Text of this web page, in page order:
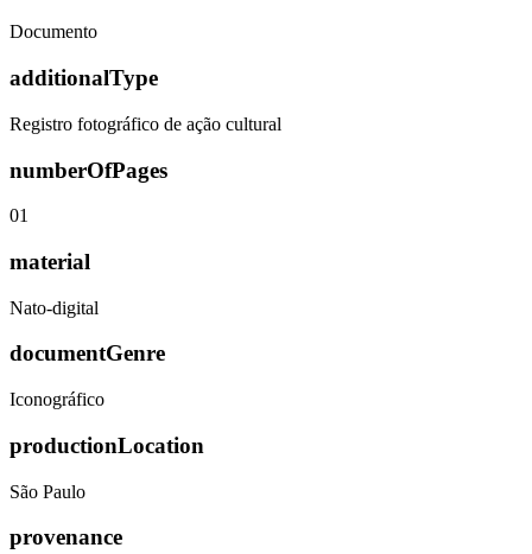
Documento
additionalType
Registro fotográfico de ação cultural
numberOfPages
01
material
Nato-digital
documentGenre
Iconográfico
productionLocation
São Paulo
provenance